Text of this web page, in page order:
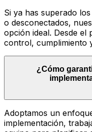
Si ya has superado
o desconectados,
opción ideal. Desde el
control, cumplimiento
¿Cómo
Adoptamos un
implementación,